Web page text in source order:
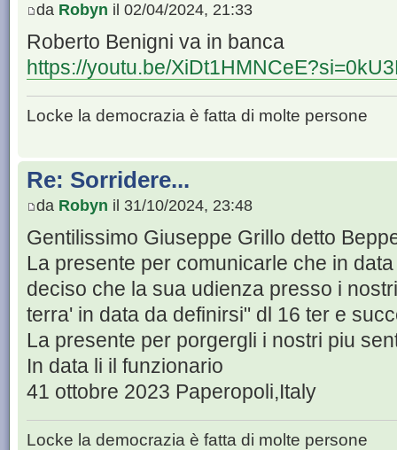
da Robyn il 02/04/2024, 21:33
Roberto Benigni va in banca
https://youtu.be/
Locke la democrazia è fatta di molte persone
Re: Sorridere...
da Robyn il 31/10/2024, 23:48
Gentilissimo Giuseppe Grillo detto
La presente per comunicarle che in
deciso che la sua udienza presso i
terra' in data da definirsi" dl 16 ter e
La presente per porgergli i nostri piu
In data li il funzionario
41 ottobre 2023 Paperopoli,Italy
Locke la democrazia è fatta di molte persone